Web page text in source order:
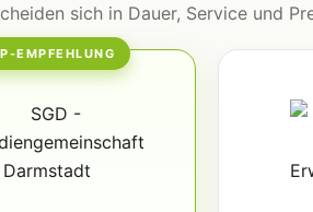
sich in Dauer, Service und
EMPFEHLUNG